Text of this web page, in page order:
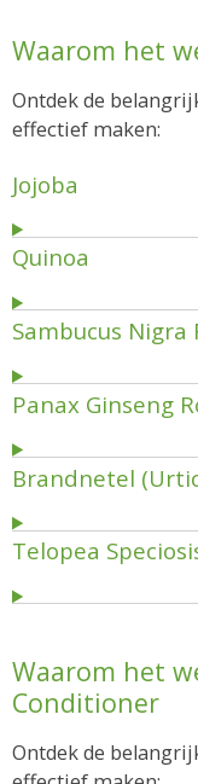
Waarom het
Ontdek de
effectief maken:
Jojoba
Quinoa
Sambucus Nigra
Panax Ginseng
Brandnetel
Telopea
Waarom het
Conditioner
Ontdek de